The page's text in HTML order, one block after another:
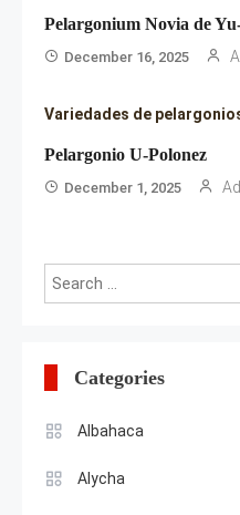
Pelargonium Novia de
December 16, 2025
Variedades de
Pelargonio U-Polonez
December 1, 2025
Categories
Albahaca
Alycha